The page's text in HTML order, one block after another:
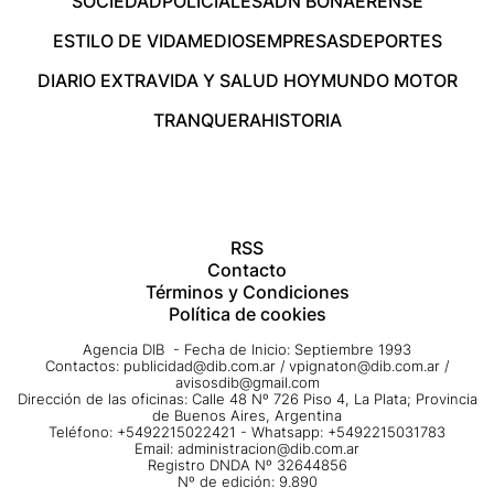
ESTILO DE VIDAMEDIOSEMPRESASDEPORTES
DIARIO EXTRAVIDA Y SALUD HOYMUNDO MOTOR
TRANQUERAHISTORIA
RSS
Contacto
Términos y Condiciones
Política de cookies
Agencia DIB - Fecha de Inicio: Septiembre 1993
Contactos: publicidad@dib.com.ar / vpignaton@dib.com.ar /
avisosdib@gmail.com
Dirección de las oficinas: Calle 48 Nº 726 Piso 4, La Plata; Provincia
de Buenos Aires, Argentina
Teléfono: +5492215022421 - Whatsapp: +5492215031783
Email: administracion@dib.com.ar
Registro DNDA Nº 32644856
Nº de edición: 9.890